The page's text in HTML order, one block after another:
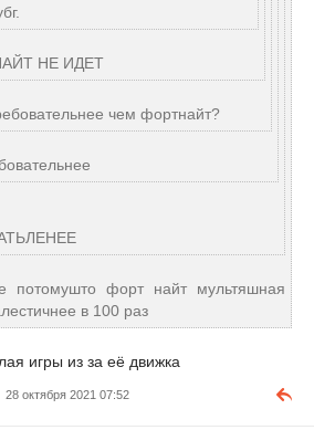
НЕ ИДЕТ
чем фортнайт?
потомушто форт найт мультяшная
в 100 раз
игры из за её движка
28 октября 2021 07:52